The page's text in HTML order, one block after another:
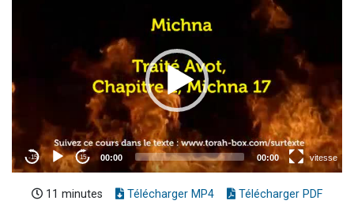
11 minutes Télécharger MP4 Télécharger PDF